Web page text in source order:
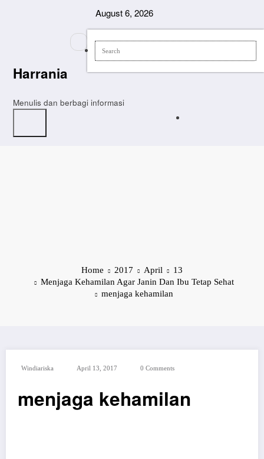
August 6, 2026
Harrania
Menulis dan berbagi informasi
Home 2017 April
13
Menjaga Kehamilan Agar Janin Dan Ibu Tetap Sehat
menjaga kehamilan
Windiariska April 13, 2017 0 Comments
menjaga kehamilan